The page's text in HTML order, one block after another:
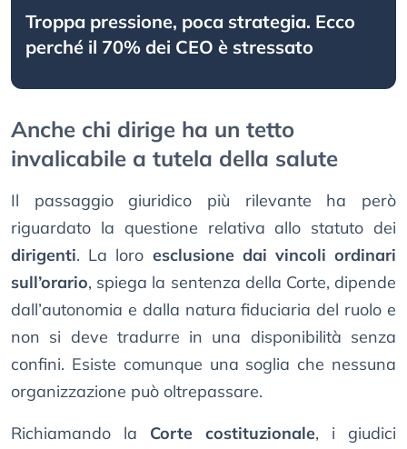
Troppa pressione, poca strategia. Ecco
perché il 70% dei CEO è stressato
Anche chi dirige ha un tetto
invalicabile a tutela della salute
Il passaggio giuridico più rilevante ha però
riguardato la questione relativa allo statuto dei
dirigenti. La loro esclusione dai vincoli ordinari
sull’orario, spiega la sentenza della Corte, dipende
dall’autonomia e dalla natura fiduciaria del ruolo e
non si deve tradurre in una disponibilità senza
confini. Esiste comunque una soglia che nessuna
organizzazione può oltrepassare.
Richiamando la Corte costituzionale, i giudici